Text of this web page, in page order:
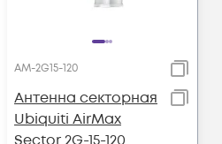
AM-2G15-120
Антенна секторная
Ubiquiti AirMax